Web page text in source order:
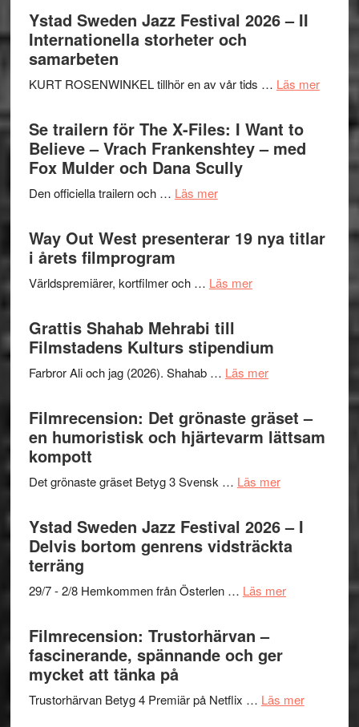
Håkan
Hellström
Folkets
–
en
Ystad Sweden Jazz Festival 2026 – II
Internationella storheter och
samarbeten
KURT ROSENWINKEL tillhör en av vår tids … Läs merom
Ystad
Festival
Se trailern för The X-Files: I Want to
Believe – Vrach Frankenshtey – med
Fox Mulder och Dana Scully
Den officiella trailern och … Läs merom
trailern
för
X-
I
Want
to
Believe
Vrach
Frankenshtey
med
Mulder
och
Dana
Way Out West presenterar 19 nya titlar
i årets filmprogram
Världspremiärer, kortfilmer och … Läs merom
presenterar
19
titlar
i
Grattis Shahab Mehrabi till
Filmstadens Kulturs stipendium
Farbror Ali och jag (2026). Shahab … Läs merom
Shahab
Mehrabi
till
Kulturs
Filmrecension: Det grönaste gräset –
en humoristisk och hjärtevarm lättsam
kompott
Det grönaste gräset Betyg 3 Svensk … Läs merom
Det
grönaste
gräset
en
hjärtevarm
Ystad Sweden Jazz Festival 2026 – I
Delvis bortom genrens vidsträckta
terräng
29/7 - 2/8 Hemkommen från Österlen … Läs merom
–
Filmrecension: Trustorhärvan –
fascinerande, spännande och ger
mycket att tänka på
Trustorhärvan Betyg 4 Premiär på Netflix … Läs merom